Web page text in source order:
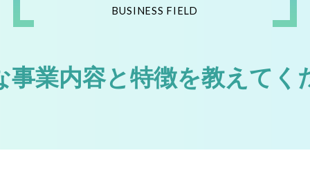
BUSINESS FIELD
事業内容と特徴を教えてく